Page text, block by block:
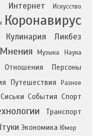
Интернет Искусство
Коронавирус
Кулинария Ликбез
Мнения Музыка Наука
Отношения Персоны
Путешествия
Разное
Сиськи События Спорт
Транспорт
Экономика Юмор